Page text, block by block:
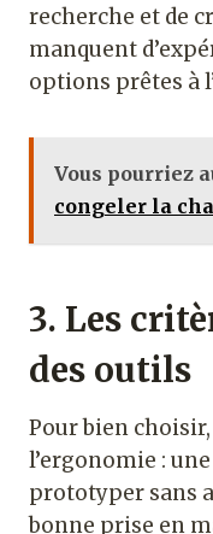
recherche et de
manquent
options prêtes à
Vous pourriez
congeler la
3. Les
des outils
Pour bien choisir,
l’ergonomie :
prototyper sans
bonne prise en